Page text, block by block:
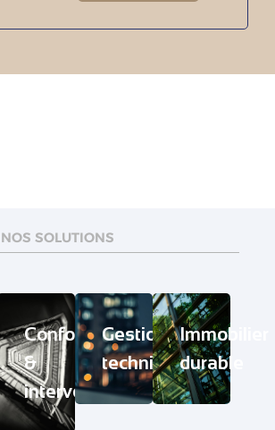
SOLUTIONS
Conformité
&
interventions
Gestion
technique
Immobilier
durable